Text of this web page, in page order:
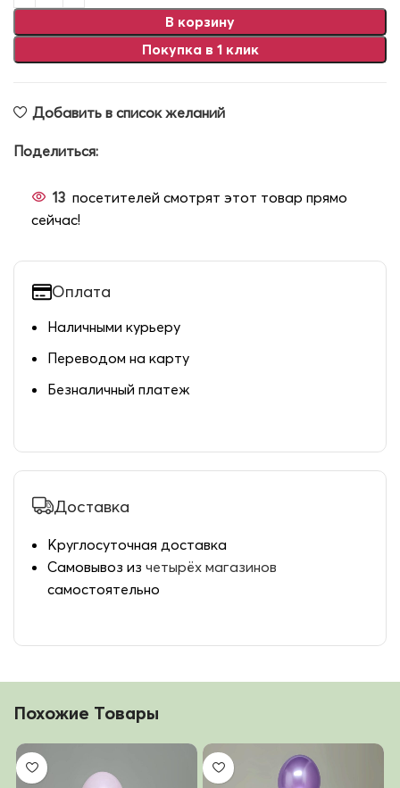
В корзину
Покупка в 1 клик
Добавить в список желаний
Поделиться:
13 посетителей смотрят этот товар прямо
сейчас!
Оплата
Наличными курьеру
Переводом на карту
Безналичный платеж
Доставка
Круглосуточная доставка
Самовывоз из четырёх магазинов
самостоятельно
Похожие Товары